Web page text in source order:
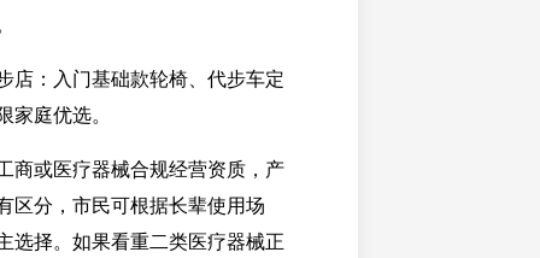
店：入门基础款轮椅、代步车定
家庭优选。
商或医疗器械合规经营资质，产
区分，市民可根据长辈使用场
选择。如果看重二类医疗器械正